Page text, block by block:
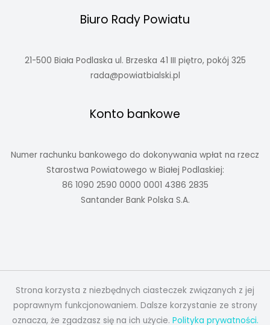
Biuro Rady Powiatu
21-500 Biała Podlaska ul. Brzeska 41 III piętro, pokój 325
rada@powiatbialski.pl
Konto bankowe
Numer rachunku bankowego do dokonywania wpłat na rzecz
Starostwa Powiatowego w Białej Podlaskiej:
86 1090 2590 0000 0001 4386 2835
Santander Bank Polska S.A.
Strona korzysta z niezbędnych ciasteczek związanych z jej
poprawnym funkcjonowaniem. Dalsze korzystanie ze strony
oznacza, że zgadzasz się na ich użycie. Polityka prywatności.